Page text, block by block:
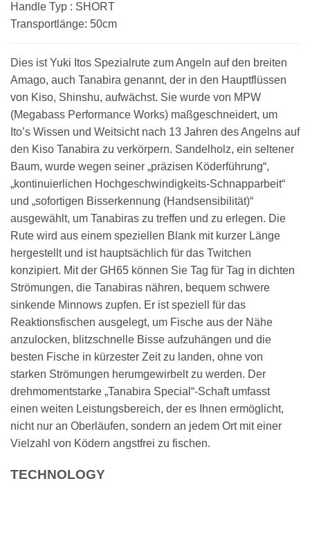
Handle Typ : SHORT
Transportlänge: 50cm
Dies ist Yuki Itos Spezialrute zum Angeln auf den breiten
Amago, auch Tanabira genannt, der in den Hauptflüssen
von Kiso, Shinshu, aufwächst. Sie wurde von MPW
(Megabass Performance Works) maßgeschneidert, um
Ito’s Wissen und Weitsicht nach 13 Jahren des Angelns auf
den Kiso Tanabira zu verkörpern. Sandelholz, ein seltener
Baum, wurde wegen seiner „präzisen Köderführung“,
„kontinuierlichen Hochgeschwindigkeits-Schnapparbeit“
und „sofortigen Bisserkennung (Handsensibilität)“
ausgewählt, um Tanabiras zu treffen und zu erlegen. Die
Rute wird aus einem speziellen Blank mit kurzer Länge
hergestellt und ist hauptsächlich für das Twitchen
konzipiert. Mit der GH65 können Sie Tag für Tag in dichten
Strömungen, die Tanabiras nähren, bequem schwere
sinkende Minnows zupfen. Er ist speziell für das
Reaktionsfischen ausgelegt, um Fische aus der Nähe
anzulocken, blitzschnelle Bisse aufzuhängen und die
besten Fische in kürzester Zeit zu landen, ohne von
starken Strömungen herumgewirbelt zu werden. Der
drehmomentstarke „Tanabira Special“-Schaft umfasst
einen weiten Leistungsbereich, der es Ihnen ermöglicht,
nicht nur an Oberläufen, sondern an jedem Ort mit einer
Vielzahl von Ködern angstfrei zu fischen.
TECHNOLOGY